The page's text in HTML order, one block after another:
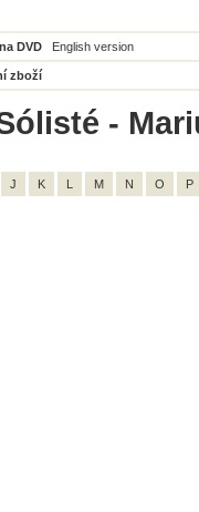
DVD English version
zboží
-
J K L M N O P